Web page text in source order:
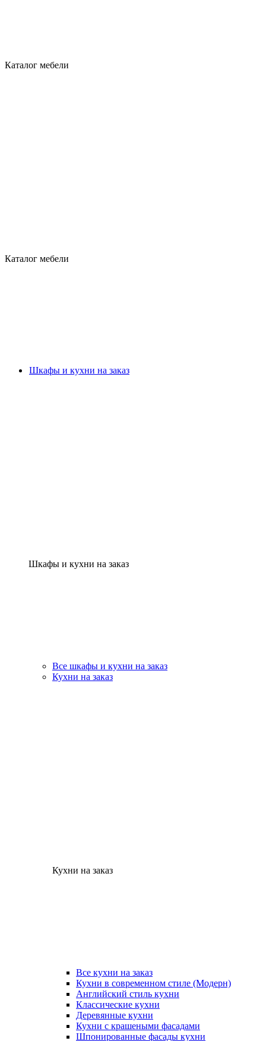
Каталог мебели
Каталог мебели
Шкафы и кухни на заказ
Шкафы и кухни на заказ
Все шкафы и кухни на заказ
Кухни на заказ
Кухни на заказ
Все кухни на заказ
Кухни в современном стиле (Модерн)
Английский стиль кухни
Классические кухни
Деревянные кухни
Кухни с крашеными фасадами
Шпонированные фасады кухни